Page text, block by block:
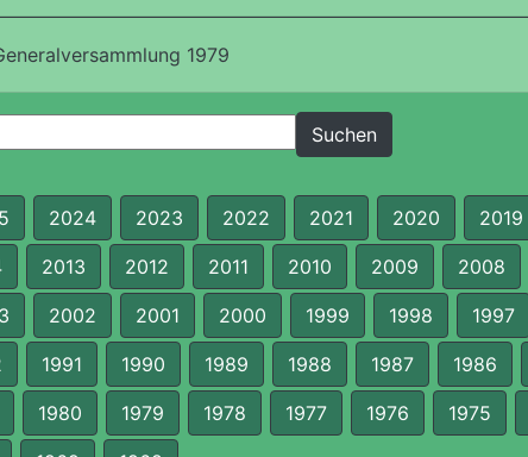
1979
2024 2023 2022 2021 2020 2019
2013 2012 2011 2010 2009 2008
2002 2001 2000 1999 1998 1997
1991 1990 1989 1988 1987 1986
1980 1979 1978 1977 1976 1975